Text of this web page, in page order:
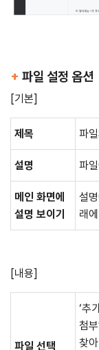
+ 파일 설정 옵션
[기본]
제목 파
설명 파
메인 화면에
설명 보이기
설
래
[내용]
파일 선택
‘추
첨
찾